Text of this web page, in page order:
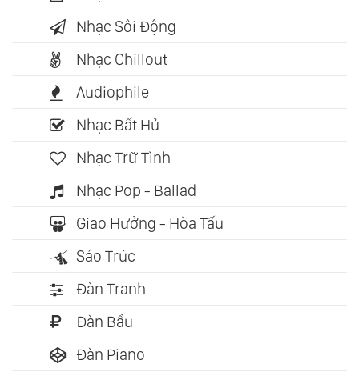
Nhạc Sôi Động
Nhạc Chillout
Audiophile
Nhạc Bất Hủ
Nhạc Trữ Tình
Nhạc Pop - Ballad
Giao Hưởng - Hòa Tấu
Sáo Trúc
Đàn Tranh
Đàn Bầu
Đàn Piano